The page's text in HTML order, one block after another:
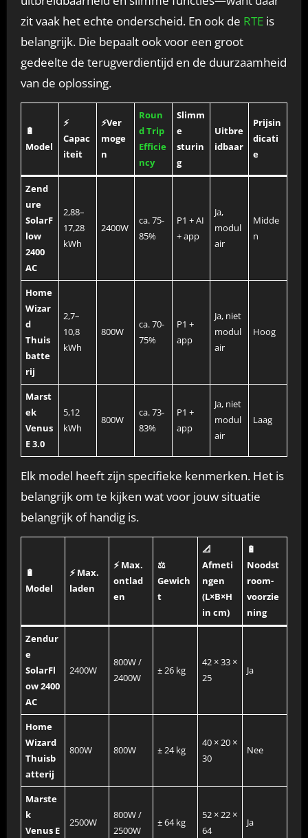
zit vaak het echte onderscheid. En ook de RTE is
belangrijk. Die bepaalt ook voor een groot
gedeelte de terugverdientijd en de duurzaamheid
van de oplossing.
🔋
Model
⚡
Capac
iteit
⚡Ver
moge
n
Roun
d Trip
Efficie
ncy
Slimm
e
sturin
g
Uitbre
idbaar
Prijsin
dicati
e
Zend
ure
SolarF
low
2400
AC
2,88–
17,28
kWh
2400W
ca. 75-
85%
P1 + AI
+ app
Ja,
modul
air
Midde
n
Home
Wizar
d
Thuis
batte
rij
2,7–
10,8
kWh
800W
ca. 70-
75%
P1 +
app
Ja, niet
modul
air
Hoog
Marst
ek
Venus
E 3.0
5,12
kWh
800W
ca. 73-
83%
P1 +
app
Ja, niet
modul
air
Laag
Elk model heeft zijn specifieke kenmerken. Het is
belangrijk om te kijken wat voor jouw situatie
belangrijk of handig is.
🔋
Model
⚡ Max.
laden
⚡ Max.
ontlad
en
⚖️
Gewich
t
📐
Afmeti
ngen
(L×B×H
in cm)
🔋
Noodst
room-
voorzie
ning
Zendur
e
SolarFl
ow 2400
AC
2400W
800W /
2400W
± 26 kg
42 × 33 ×
25
Ja
Home
Wizard
Thuisb
atterij
800W 800W ± 24 kg
40 × 20 ×
30
Nee
Marste
k
Venus E
2500W
800W /
2500W
± 64 kg
52 × 22 ×
64
Ja